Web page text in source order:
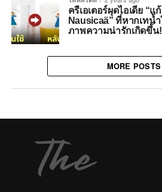
ครีเอเตอร์ผุดไอเดีย “แ
Nausicaä” ที่หากเทน้
ภาพความน่ารักเกิดขึ้น!
MORE POSTS